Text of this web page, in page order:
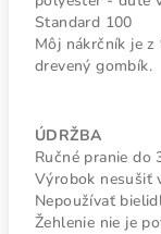
Standard 100
Môj nákrčník je
drevený gombík.
ÚDRŽBA
Ručné pranie do
Výrobok nesušiť
Nepoužívať
Žehlenie nie je